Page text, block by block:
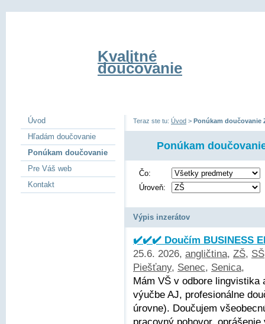
Kvalitné
doučovanie
Teraz ste tu: Úvod > Ponúkam doučovanie
Ponúkam
Čo:
Úroveň:
Výpis inzerátov
✔️✔️✔️ Doučím BUSINESS
25.6. 2026, angličtina, ZŠ, SŠ
Piešťany, Senec, Senica,
Mám VŠ v odbore
výučbe AJ, profesionálne
úrovne). Doučujem
Úvod
Hľadám doučovanie
Ponúkam doučovanie
Pre Váš web
Kontakt